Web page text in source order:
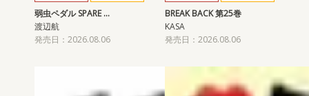
弱虫ペダル SPARE …
渡辺航
発売日：2026.08.06
BREAK BACK 第25巻
KASA
発売日：2026.08.06